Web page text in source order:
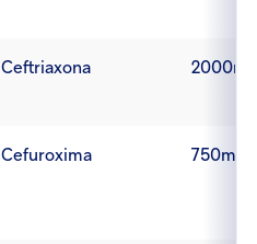
Ceftriaxona 2000mg
Cefuroxima 750mg/